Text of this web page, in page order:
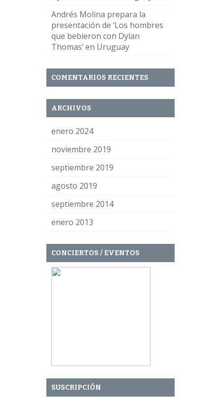
Andrés Molina prepara la
presentación de ‘Los hombres
que bebieron con Dylan
Thomas’ en Uruguay
COMENTARIOS RECIENTES
ARCHIVOS
enero 2024
noviembre 2019
septiembre 2019
agosto 2019
septiembre 2014
enero 2013
CONCIERTOS / EVENTOS
SUSCRIPCIÓN